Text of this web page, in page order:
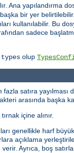
Ana yapılandırma
bir yer belirtilebilir.
kullanılabilir. Bu
sadece
olup
satıra
arasında başka
içine alınır.
genellikle harf
açıklama
Ayrıca, boş